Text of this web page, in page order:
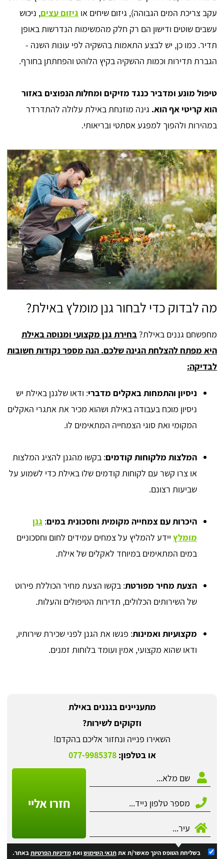
עקב צריכת המים הגבוהה), גיזום שיחים או גיזום עצים, ניכוש
עשבים שוטים ודישון הם רק חלק מהמשימות הנדרשות באופן
תדיר. כמו כן, יש לבצע התאמות בהשקיה לפי עונות השנה -
הגברת תדירות וכמות ההשקיה בקיץ הלוהט והפחתתן בחורף.
טיפול מונע ומדביר כנגד מזיקים ומחלות הנפוצים באזור
הוא קריטי אף הוא. גינה מוזנחת באילת עלולה להתדרדר
במהירות ולהפוך למפגע אסתטי ובריאותי.
מה לבדוק כדי לבחור גנן מומלץ באילת?
מחפשחם גננים באילת? בחירת גנן מקצועי ומנוסה באילת
היא מפתח להצלחת הגינה שלכם. הנה מספר נקודות חשובות
לבדיקה:
ניסיון והתמחות באקלים מדברי: ודאו שלגנן באילת יש
ניסיון מוכח בעבודה באילת ושהוא מכיר את אתגרי האקלים
המקומי ואת סוגי הצמחייה המתאימים לו.
המלצות מלקוחות קודמים: בקשו מהגנן להציג המלצות
או צרו קשר עם לקוחות קודמים שלו באילת כדי לשמוע על
שביעות רצונם.
היכרות עם צמחייה מקומית וחסכונית במים: גנן
מומלץ יידע להמליץ על צמחים עמידים לחום וחסכוניים
במים המתאימים במיוחד לאקלים של אילת.
הצעת מחיר מפורטת: בקשו הצעת מחיר הכוללת פירוט
של השירותים הכלולים, תדירות הטיפולים והעלות.
מקצועיות ואמינות: פגשו את הגנן לפני שכירת שירותיו,
ודאו שהוא מקצועי, אמין ועומד בלוחות זמנים.
מתעניינים בגננים באילת
וזקוקים לשירות?
השאירו פנייה ונחזור אליכם בהקדם!
או בטלפון:077-9985378
חזרו אליי
בשליחת הטופס הינך מאשר/ת אתתנאי השימושואתמדיניות הפרטיותבאתר.